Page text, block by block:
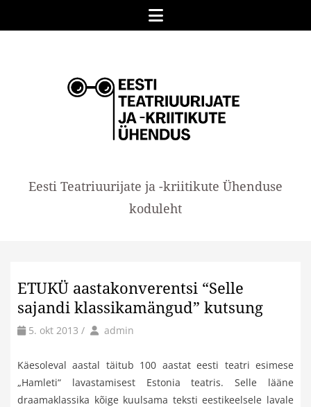
Menu
EESTI
TEATRIUURIJATE
KRIITIKUTE
ÜHENDUS
Eesti Teatriuurijate ja -kriitikute Ühenduse
koduleht
ETUKÜ aastakonverentsi “Selle
sajandi klassikamängud” kutsung
5. okt 2013 / by Author
admin
Käesoleval aastal täitub 100 aastat eesti teatri esimese
„Hamleti“ lavastamisest Estonia teatris. Selle lääne
draamaklassika kõige kuulsama teksti eestikeelsele lavale